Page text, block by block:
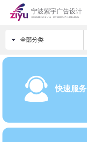
全部分类
快速服务